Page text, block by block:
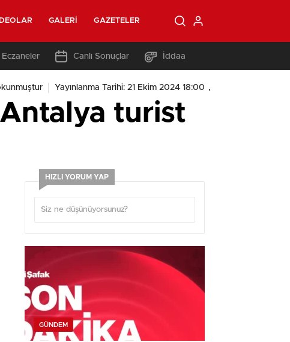
GALERI GAZETELER
Eczaneler Canlı Sonuçlar İddaa
,
Yayınlanma Tarihi: 21 Ekim 2024 18:00
Antalya turist
HIZLI YORUM YAP
GÜNDEM